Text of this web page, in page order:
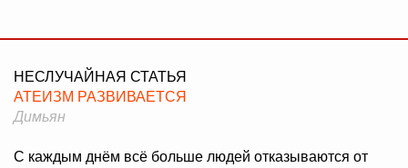
НЕСЛУЧАЙНАЯ СТАТЬЯ
АТЕИЗМ РАЗВИВАЕТСЯ
Димьян
С каждым днём всё больше людей отказываются от